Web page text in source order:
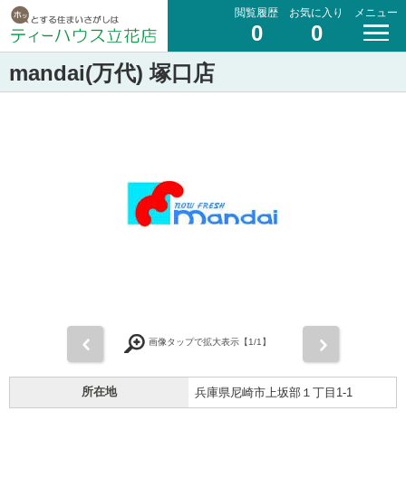
閲覧履歴
0
お気に入り
0
メニュー
mandai(万代) 塚口店
画像タップで拡大表示【1/1】
所在地 兵庫県尼崎市上坂部１丁目1-1